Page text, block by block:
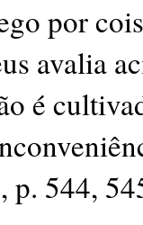
por
avalia
é
p. 544,